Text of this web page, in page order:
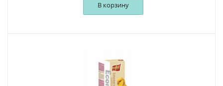
В корзину